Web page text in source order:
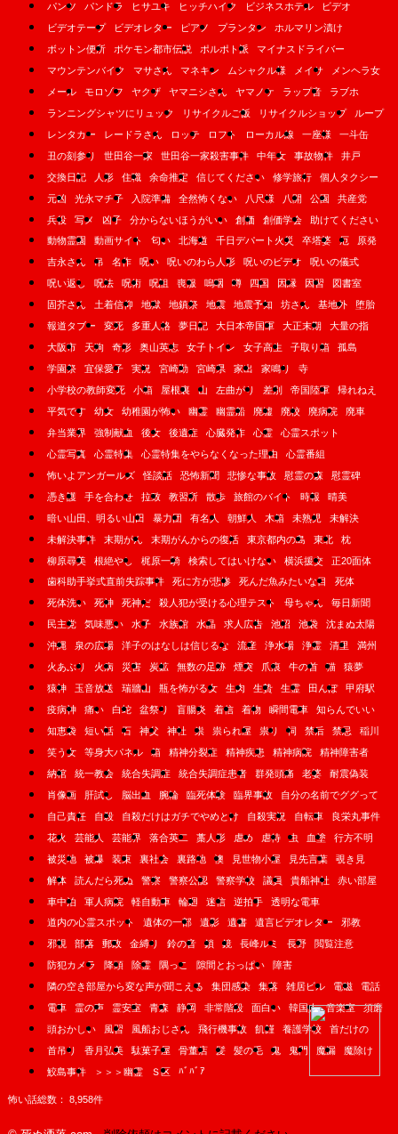
パンツ
パンドラ ヒサユキ ヒッチハイク ビジネスホテル
ビデオ
ビデオテープ
ビデオレター ピアノ プランタン
ホルマリン漬け
ボットン便所
ポケモン都市伝説 ポルポト派
マイナスドライバー
マウンテンバイク
マサさん マネキン ムシャクル様 メイサ
メンヘラ女
メール
モロゾフ ヤクザ ヤマニシさん ヤマノケ ラップ音
ラブホ
ランニングシャツにリュック
リサイクルご飯 リサイクルショップ
ループ
レンタカー
レードラさん ロッテ ロフト ローカル線 一座様
一斗缶
丑の刻参り
世田谷一家 世田谷一家殺害事件 中年女 事故物件
井戸
交換日記
人形 住職 余命推定 信じてください 修学旅行
個人タクシー
元凶
光永マチ子 入院準備 全然怖くない 八尺様 八開 公園
共産党
兵役
写メ 凶子 分からないほうがいい 創価 創価学会
助けてください
動物霊園
動画サイト 匂い 北海道 千日デパート火災 卒塔婆 厄
原発
吉永さん
吊 名作 呪い 呪いのわら人形 呪いのビデオ
呪いの儀式
呪い返し
呪法 呪術 呪詛 喪服 嗚咽 噂 四国 因縁 因習
図書室
固芥さん
土着信仰 地獄 地鎮祭 地震 地震予知 坊さん 基地外
堕胎
報道タブー
変死 多重人格 夢日記 大日本帝国軍 大正末期
大量の指
大阪市
天狗 奇形 奥山英志 女子トイレ 女子高生 子取り箱
孤島
学園祭
宜保愛子 実況 宮崎勤 宮崎県 家出 家鳴り
寺
小学校の教師変死
小箱 屋根裏 山 左曲がり 差別 帝国陸軍
帰れねえ
平気です
幼女 幼稚園が怖い 幽霊 幽霊船 廃墟 廃校 廃病院
廃車
弁当業界
強制献血 後女 後遺症 心臓発作 心霊
心霊スポット
心霊写真
心霊特集 心霊特集をやらなくなった理由
心霊番組
怖いよアンガールズ
怪談話 恐怖新聞 悲惨な事故 慰霊の森
慰霊碑
憑き護
手を合わせ 拉致 教習所 散歩 旅館のバイト 時報
晴美
暗い山田、明るい山田
暴力団 有名人 朝鮮人 木箱 未熟児
未解決
未解決事件
末期がん 末期がんからの復活 東京都内の島 東北
枕
柳原尋美
根絶やし 梶原一騎 検索してはいけない 横浜援交
正20面体
歯科助手挙式直前失踪事件
死に方が悲惨 死んだ魚みたいな目
死体
死体洗い
死神 死神だ 殺人犯が受ける心理テスト 母ちゃん
毎日新聞
民主党
気味悪い 水子 水族館 水晶 求人広告 池沼 池袋
沈まぬ太陽
沖縄
泉の広場 洋子のはなしは信じるな 流産 浄水場 浄霊 清里
満州
火あぶり
火病 災害 炭鉱 無数の足跡 煙突 爪痕 牛の首 猫
猿夢
猿神
玉音放送 瑞牆山 瓶を怖がる女 生肉 生贄 生霊 田んぼ
甲府駅
疫病神
痛い 白蛇 盆祭り 盲腸炎 着信 着物 瞬間電車
知らんでいい
知恵袋
短い話 石 神父 神社 祟 祟られ屋 祟り 祠 禁后 禁忌
稲川
笑う女
等身大パネル 箱 精神分裂症 精神疾患 精神病院
精神障害者
納棺
統一教会 統合失調症 統合失調症患者 群発頭痛 老婆
耐震偽装
肖像画
肝試し 脳出血 腕輪 臨死体験 臨界事故
自分の名前でググって
自己責任
自殺 自殺だけはガチでやめとけ 自殺実況 自転車
良栄丸事件
花火
芸能人 芸能界 落合英二 藁人形 虐め 虐待 虫 血塗
行方不明
被災地
被爆 装束 裏社会 裏路地 襖 見世物小屋 見先言葉
覗き見
解体
読んだら死ぬ 警察 警察公認 警察学校 議員 貴船神社
赤い部屋
車中泊
軍人病院 軽自動車 輪廻 迷信 逆拍手
透明な電車
道内の心霊スポット
遺体の一部 遺影 遺書 遺言ビデオレター
邪教
邪視
部落 郵政 金縛り 鈴の音 鎖 鏡 長峰ルミ 長野
閲覧注意
防犯カメラ
降頭 除霊 隅っこ 隙間とおっぱい
障害
隣の空き部屋から変な声が聞こえる
集団感染 集落 雑居ビル 電磁
電話
電車
霊の声 霊安室 青森 静岡 非常階段 面白い 韓国人 音楽室
須磨
頭おかしい
風習 風船おじさん 飛行機事故 飢饉 養護学校
首だけの
首吊り
香月弘美 駄菓子屋 骨董店 髪 髪の毛 鬼 鬼門 魔漏
魔除け
鮫島事件
＞＞＞幽霊 Ｓ区 ﾊﾞﾊﾞｱ
怖い話総数： 8,958件